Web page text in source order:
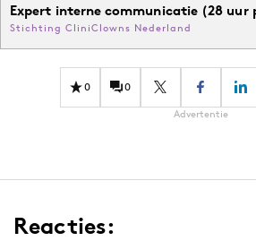
Expert interne communicatie (28 uur
Stichting CliniClowns Nederland
0 0
Advertentie
Reacties: